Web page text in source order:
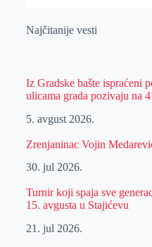
Najčitanije vesti
Iz Gradske bašte ispraćeni
ulicama grada pozivaju na
5. avgust 2026.
Zrenjaninac Vojin
30. jul 2026.
Turnir koji spaja sve
15. avgusta u Stajićevu
21. jul 2026.